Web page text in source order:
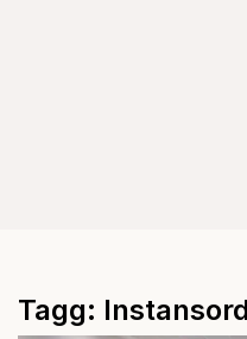
Tagg: